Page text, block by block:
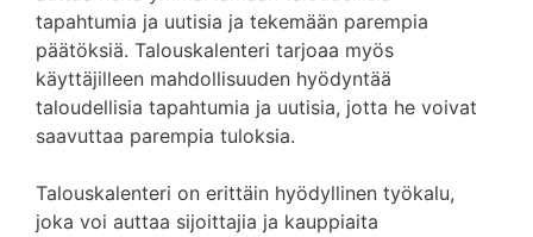
tapahtumia ja uutisia ja tekemään parempia
päätöksiä. Talouskalenteri tarjoaa myös
käyttäjilleen mahdollisuuden hyödyntää
taloudellisia tapahtumia ja uutisia, jotta he voivat
saavuttaa parempia tuloksia.
Talouskalenteri on erittäin hyödyllinen työkalu,
joka voi auttaa sijoittajia ja kauppiaita